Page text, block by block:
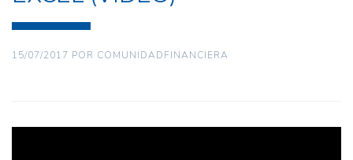
15/07/2017 POR COMUNIDADFINANCIERA